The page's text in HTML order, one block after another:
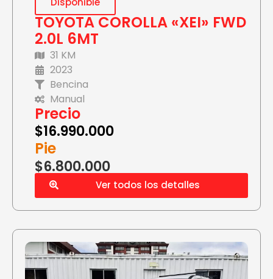
TOYOTA COROLLA «XEI» FWD
2.0L 6MT
31 KM
2023
Bencina
Manual
Precio
$16.990.000
Pie
$6.800.000
Ver todos los detalles